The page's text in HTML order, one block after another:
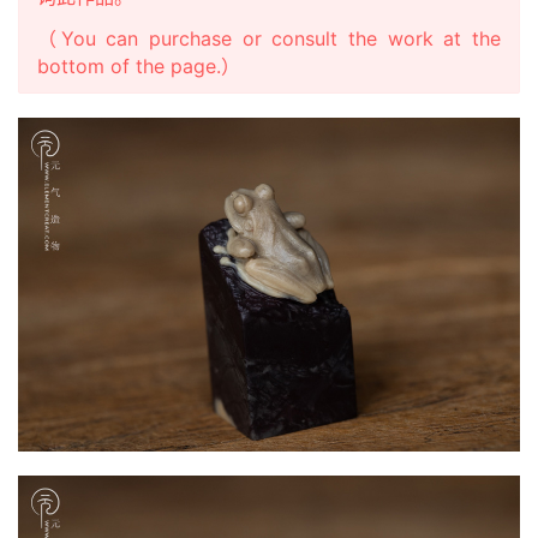
（You can purchase or consult the work at the
bottom of the page.）